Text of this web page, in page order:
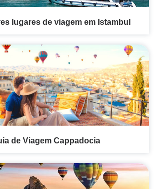
lugares de viagem em Istambul
de Viagem Cappadocia